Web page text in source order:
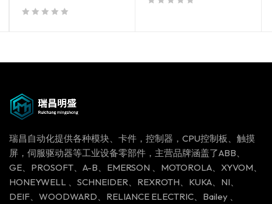
瑞昌自动化提供各种模块、卡件，控制器，CPU控制板、触摸
屏，伺服驱动器等工业设备零部件，主营品牌涵盖了ABB、
GE、PROSOFT、A-B、EMERSON 、MOTOROLA、XYVOM、
HONEYWELL 、SCHNEIDER、REXROTH、KUKA、NI、
DEIF、WOODWARD、RELIANCE ELECTRIC、Bailey 、